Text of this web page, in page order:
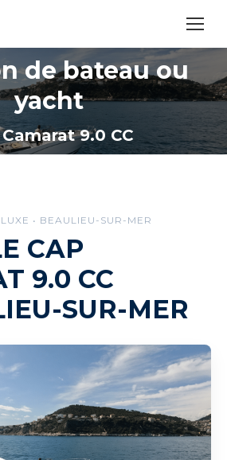
de bateau ou
yacht
9.0 CC
Vous êtes ici :
• BEAULIEU-SUR-MER
CAP
9.0 CC
SUR-MER